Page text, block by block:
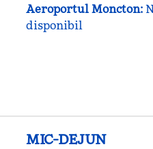
Aeroportul Moncton:
disponibil
MIC-DEJUN